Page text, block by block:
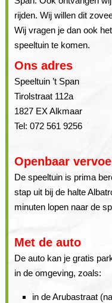
rijden. Wij willen dit
Wij vragen je dan ook
speeltuin te komen.
Ons adres
Speeltuin ’t Span
Tirolstraat 112a
1827 EX Alkmaar
Tel: 072 561 9256
Openbaar
De speeltuin is prima
stap uit bij de halte
minuten lopen naar de
Met de auto
De auto kan je gratis
in de omgeving, zoals:
in de Arubastraat